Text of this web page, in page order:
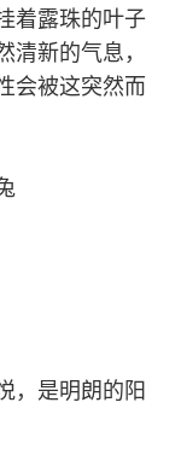
着露珠的叶子
清新的气息，
会被这突然而
，是明朗的阳